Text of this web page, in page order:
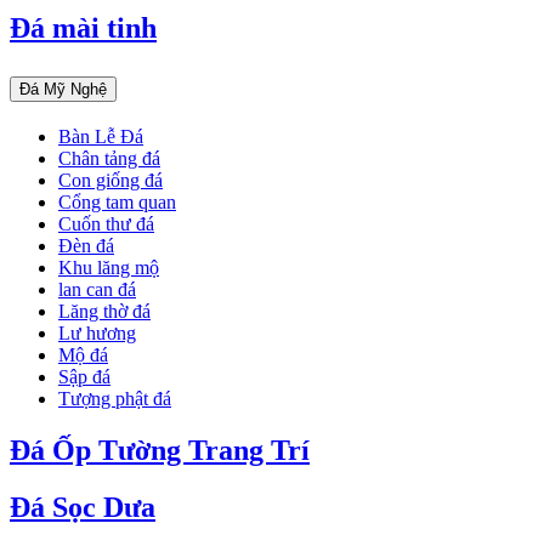
Đá mài tinh
Đá Mỹ Nghệ
Bàn Lễ Đá
Chân tảng đá
Con giống đá
Cổng tam quan
Cuốn thư đá
Đèn đá
Khu lăng mộ
lan can đá
Lăng thờ đá
Lư hương
Mộ đá
Sập đá
Tượng phật đá
Đá Ốp Tường Trang Trí
Đá Sọc Dưa